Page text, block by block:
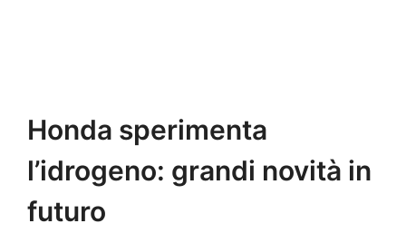
Honda sperimenta
l’idrogeno: grandi novità in
futuro